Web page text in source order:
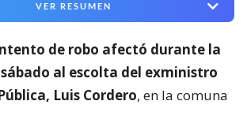
VER RESUMEN
de robo afectó durante la
al escolta del exministro
Luis Cordero, en la comuna